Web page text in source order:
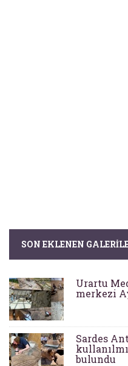
SON EKLENEN
Urartu
merkezi
Sardes
bulundu